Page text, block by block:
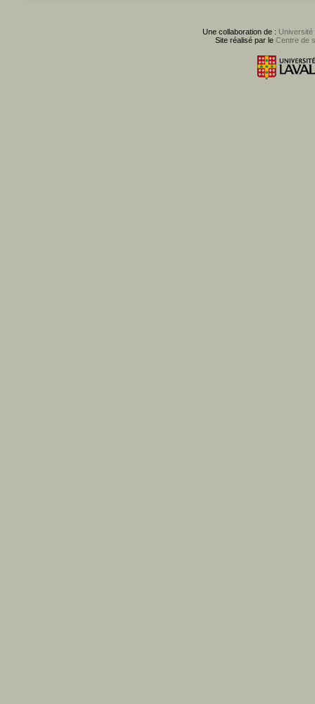
Une collaboration de : Université
Site réalisé par le Centre de